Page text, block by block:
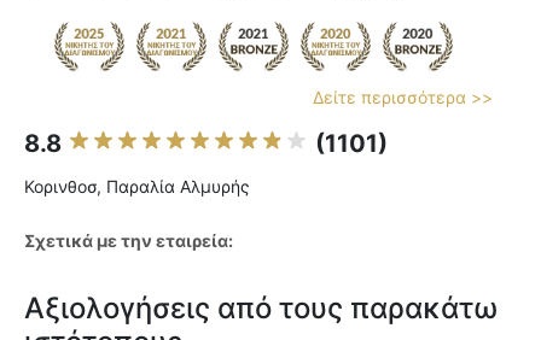
Δείτε περισσότερα >>
8.8 (1101)
Κορινθοσ, Παραλία Αλμυρής
Σχετικά με την εταιρεία:
Αξιολογήσεις από τους παρακάτω